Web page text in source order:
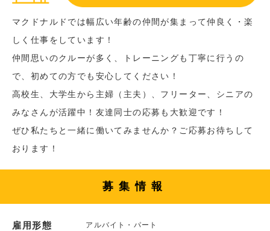
マクドナルドでは幅広い年齢の仲間が集まって仲良く・楽
しく仕事をしています！
仲間思いのクルーが多く、トレーニングも丁寧に行うの
で、初めての方でも安心してください！
高校生、大学生から主婦（主夫）、フリーター、シニアの
みなさんが活躍中！友達同士の応募も大歓迎です！
ぜひ私たちと一緒に働いてみませんか？ご応募お待ちして
おります！
募集情報
雇用形態 アルバイト・パート